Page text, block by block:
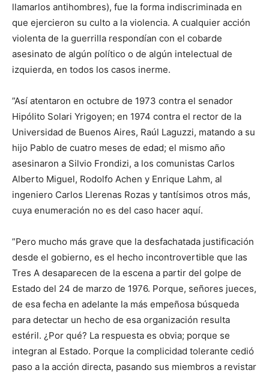
llamarlos antihombres), fue la forma indiscriminada en
que ejercieron su culto a la violencia. A cualquier acción
violenta de la guerrilla respondían con el cobarde
asesinato de algún político o de algún intelectual de
izquierda, en todos los casos inerme.
”Así atentaron en octubre de 1973 contra el senador
Hipólito Solari Yrigoyen; en 1974 contra el rector de la
Universidad de Buenos Aires, Raúl Laguzzi, matando a su
hijo Pablo de cuatro meses de edad; el mismo año
asesinaron a Silvio Frondizi, a los comunistas Carlos
Alberto Miguel, Rodolfo Achen y Enrique Lahm, al
ingeniero Carlos Llerenas Rozas y tantísimos otros más,
cuya enumeración no es del caso hacer aquí.
”Pero mucho más grave que la desfachatada justificación
desde el gobierno, es el hecho incontrovertible que las
Tres A desaparecen de la escena a partir del golpe de
Estado del 24 de marzo de 1976. Porque, señores jueces,
de esa fecha en adelante la más empeñosa búsqueda
para detectar un hecho de esa organización resulta
estéril. ¿Por qué? La respuesta es obvia; porque se
integran al Estado. Porque la complicidad tolerante cedió
paso a la acción directa, pasando sus miembros a revistar